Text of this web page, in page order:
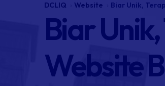
DCLIQ Website Biar Unik,
Biar
Website